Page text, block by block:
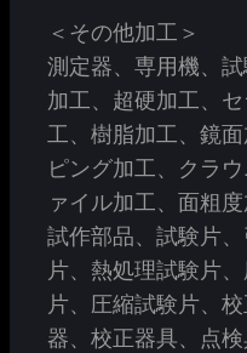
＜その他加工＞
測定器、専用機、
加工、超硬加工、
工、樹脂加工、鏡
ピング加工、クラ
ァイル加工、面粗
試作部品、試験片
片、熱処理試験片
片、圧縮試験片、
器、校正器具、点